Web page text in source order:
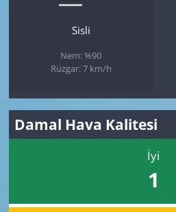
Sisli
Nem: %90
Rüzgar: 7 km/h
Damal Hava Kalitesi
İyi
1